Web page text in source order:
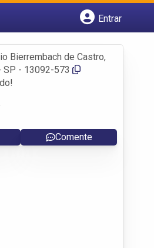
Entrar
Bierrembach de Castro,
SP - 13092-573
Comente